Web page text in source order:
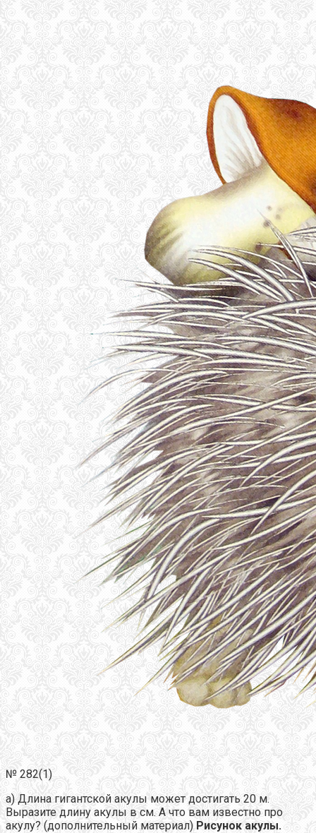
№ 282(1)
а) Длина гигантской акулы может достигать 20 м.
Выразите длину акулы в см. А что вам известно про
акулу? (дополнительный материал) Рисунок акулы.